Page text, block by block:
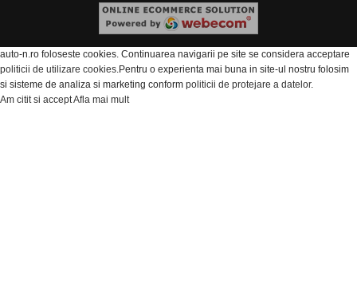
auto-n.ro foloseste cookies. Continuarea navigarii pe site se considera acceptare
politicii de utilizare cookies .Pentru o experienta mai buna in site-ul nostru folosim
si sisteme de analiza si marketing conform politicii de protejare a datelor.
Am citit si acceptAfla mai mult